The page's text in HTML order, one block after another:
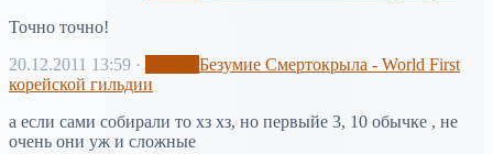
Точно точно!
20.12.2011 13:59 ·
Безумие Смертокрыла - World First
корейской гильдии
а если сами собирали то хз хз, но первыйе 3, 10 обычке , не
очень они уж и сложные